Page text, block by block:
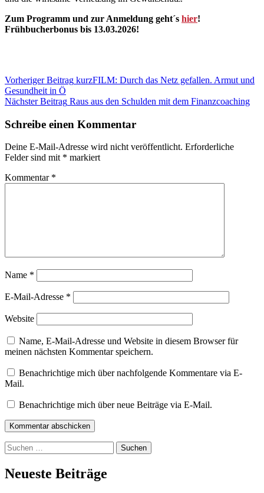
Zum Programm und zur Anmeldung geht´s hier!
Frühbucherbonus bis 13.03.2026!
Kategorie:
Blog
Veranstaltungen
Beitragsnavigation
Vorheriger Beitrag kurzFILM: Durch das Netz gefallen. Armut und
Gesundheit in Ö
Nächster Beitrag Raus aus den Schulden mit dem Finanzcoaching
Schreibe einen Kommentar
Deine E-Mail-Adresse wird nicht veröffentlicht. Erforderliche
Felder sind mit * markiert
Kommentar *
Name *
E-Mail-Adresse *
Website
Name, E-Mail-Adresse und Website in diesem Browser für
meinen nächsten Kommentar speichern.
Benachrichtige mich über nachfolgende Kommentare via E-
Mail.
Benachrichtige mich über neue Beiträge via E-Mail.
Kommentar abschicken
Suchen
nach:
Neueste Beiträge